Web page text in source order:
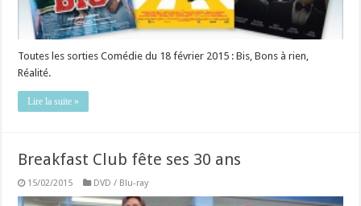
Toutes les sorties Comédie du 18 février 2015 : Bis, Bons à rien,
Réalité.
Lire la suite »
Breakfast Club fête ses 30 ans
15/02/2015 DVD / Blu-ray